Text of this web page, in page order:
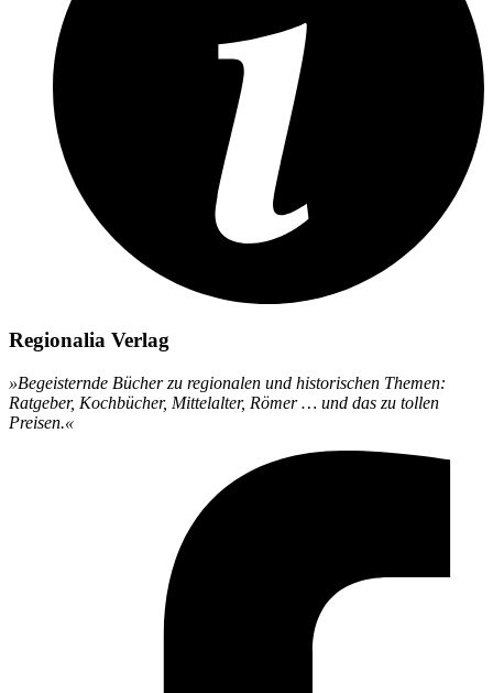
Regionalia Verlag
»Begeisternde Bücher zu regionalen und historischen Themen:
Ratgeber, Kochbücher, Mittelalter, Römer … und das zu tollen
Preisen.«